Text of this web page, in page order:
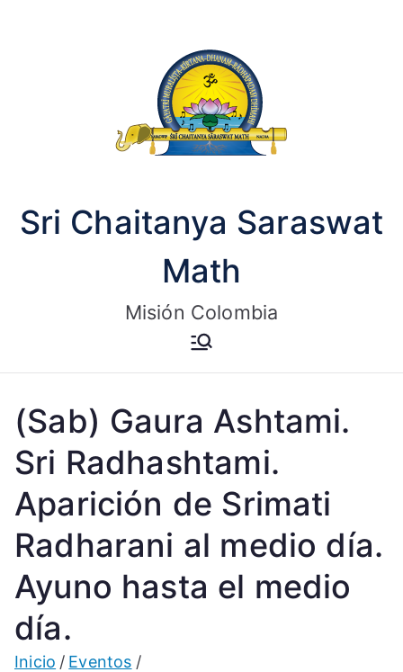
Sri Chaitanya Saraswat
Math
Misión Colombia
(Sab) Gaura Ashtami.
Sri Radhashtami.
Aparición de Srimati
Radharani al medio día.
Ayuno hasta el medio
día.
Inicio
Eventos